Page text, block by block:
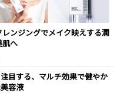
レンジングでメイク映えする潤
肌へ
目する、マルチ効果で健やか
容液